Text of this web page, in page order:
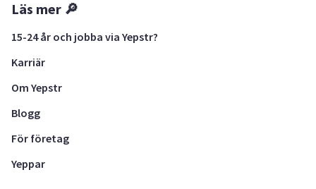
Läs mer 🔎
15-24 år och jobba via Yepstr?
Karriär
Om Yepstr
Blogg
För företag
Yeppar